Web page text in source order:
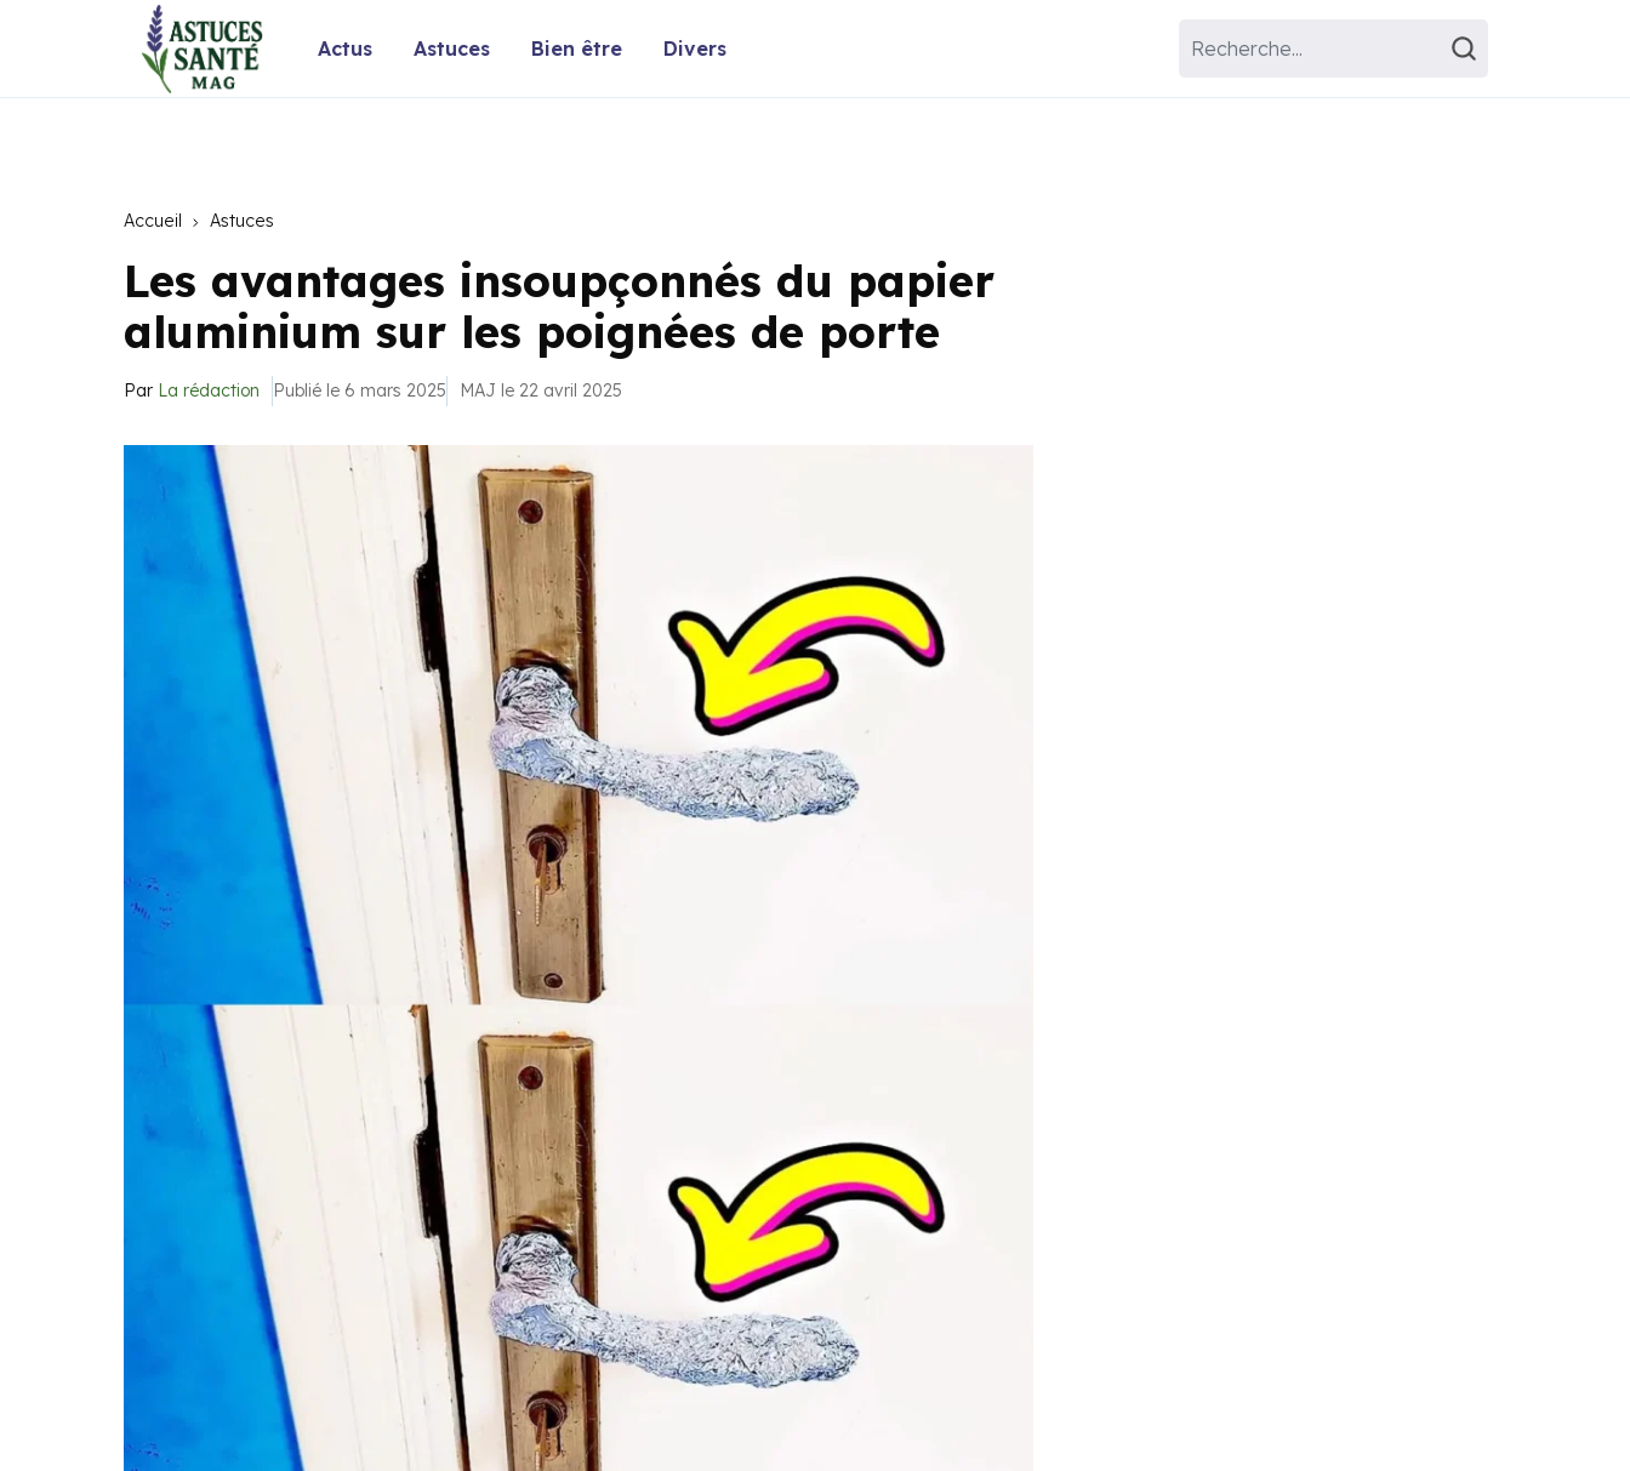
Actus Astuces Bien être Divers
Accueil Astuces
Les avantages insoupçonnés du papier
aluminium sur les poignées de porte
Par La rédaction Publié le 6 mars 2025 MAJ le 22 avril 2025